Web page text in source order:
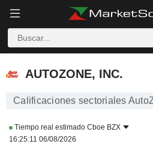
AUTOZONE, INC.
AUTOZONE, INC.
Calificaciones sectoriales
Tiempo real estimado Cboe BZX
16:25:11 06/08/2026